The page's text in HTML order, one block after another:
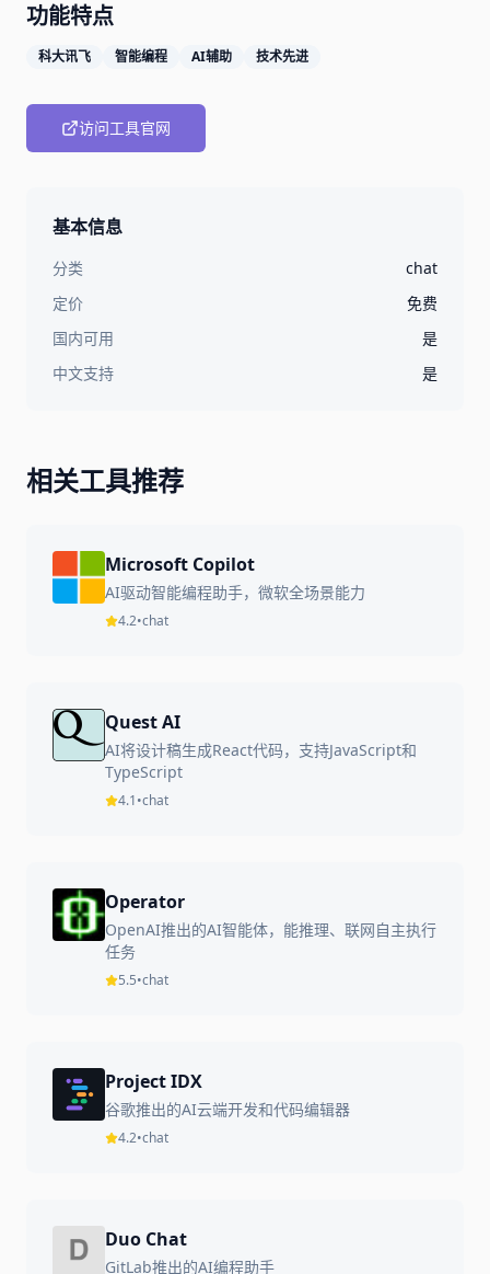
功能特点
科大讯飞 智能编程 AI辅助 技术先进
访问工具官网
基本信息
分类
chat
定价
免费
国内可用
是
中文支持
是
相关工具推荐
Microsoft Copilot
AI驱动智能编程助手，微软全场景能力
4.2•chat
Quest AI
AI将设计稿生成React代码，支持JavaScript和
TypeScript
4.1•chat
Operator
OpenAI推出的AI智能体，能推理、联网自主执行
任务
5.5•chat
Project IDX
谷歌推出的AI云端开发和代码编辑器
4.2•chat
Duo Chat
GitLab推出的AI编程助手